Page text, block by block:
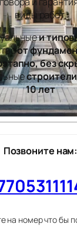
виды работ.
и
от
без
10 лет
Позвоните нам:
на номер что бы